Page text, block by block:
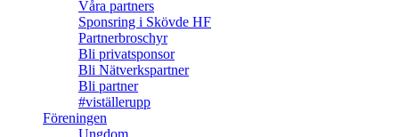
Våra partners
Sponsring i Skövde HF
Partnerbroschyr
Bli privatsponsor
Bli Nätverkspartner
Bli partner
#viställerupp
Föreningen
Ungdom